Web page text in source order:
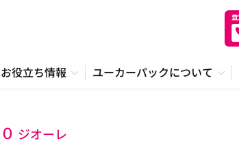
役立ち情報 ユーカーパックについて
ジオーレ